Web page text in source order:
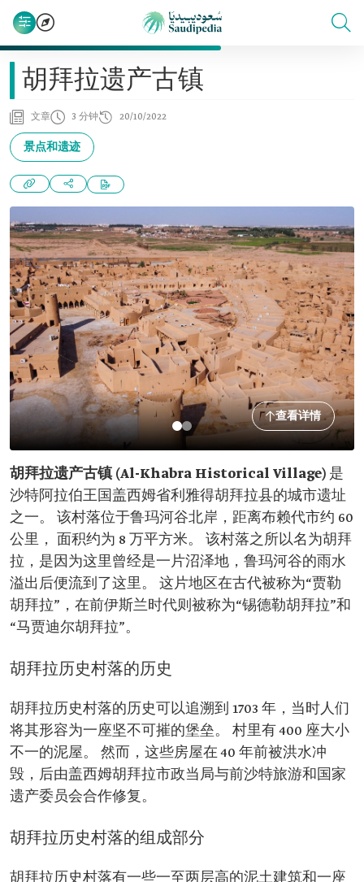
胡拜拉遗产古镇
文章 3 分钟 20/10/2022
景点和遗迹
查看详情
胡拜拉遗产古镇(Al-Khabra Historical Village) 是
沙特阿拉伯王国盖西姆省利雅得胡拜拉县的城市遗址
之一。 该村落位于鲁玛河谷北岸，距离布赖代市约 60
公里， 面积约为 8 万平方米。 该村落之所以名为胡拜
拉，是因为这里曾经是一片沼泽地，鲁玛河谷的雨水
溢出后便流到了这里。 这片地区在古代被称为“贾勒
胡拜拉”，在前伊斯兰时代则被称为“锡德勒胡拜拉”和
“马贾迪尔胡拜拉”。
胡拜拉历史村落的历史
胡拜拉历史村落的历史可以追溯到 1703 年，当时人们
将其形容为一座坚不可摧的堡垒。 村里有 400 座大小
不一的泥屋。 然而，这些房屋在 40 年前被洪水冲
毁，后由盖西姆胡拜拉市政当局与前沙特旅游和国家
遗产委员会合作修复。
胡拜拉历史村落的组成部分
胡拜拉历史村落有一些一至两层高的泥土建筑和一座